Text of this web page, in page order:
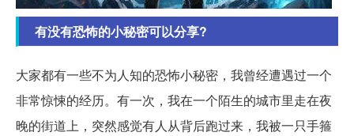
有没有恐怖的小秘密可以分享?
大家都有一些不为人知的恐怖小秘密，我曾经遭遇过一个
非常惊悚的经历。有一次，我在一个陌生的城市里走在夜
晚的街道上，突然感觉有人从背后跑过来，我被一只手箍